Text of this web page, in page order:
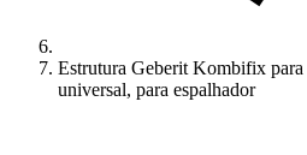
Estrutura Geberit Kombifix
universal, para espalhador